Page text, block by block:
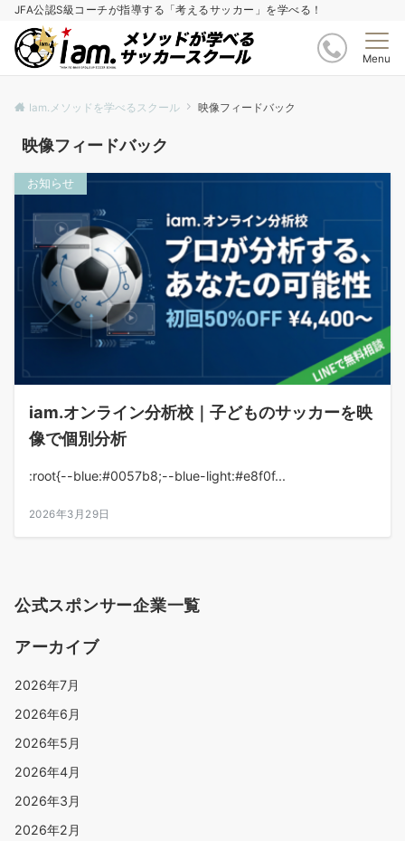
JFA公認S級コーチが指導する「考えるサッカー」を学べる！
Menu
Iam.メソッドを学べるスクール 映像フィードバック
映像フィードバック
お知らせ
iam.オンライン分析校｜子どものサッカーを映
像で個別分析
:root{--blue:#0057b8;--blue-light:#e8f0f...
2026年3月29日
公式スポンサー企業一覧
アーカイブ
2026年7月
2026年6月
2026年5月
2026年4月
2026年3月
2026年2月